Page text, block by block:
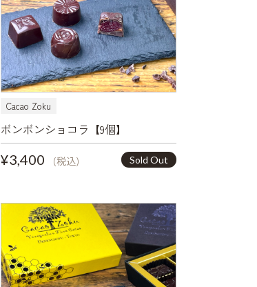
Cacao Zoku
ボンボンショコラ【9個】
¥3,400
(税込) Sold Out